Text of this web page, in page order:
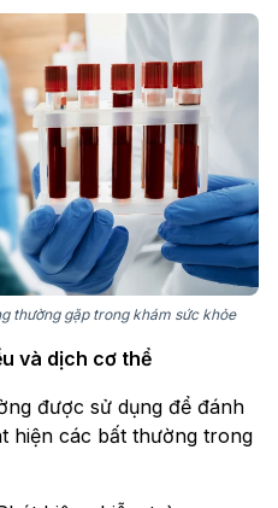
thường gặp trong khám sức khỏe
và dịch cơ thể
được sử dụng để đánh
hiện các bất thường trong